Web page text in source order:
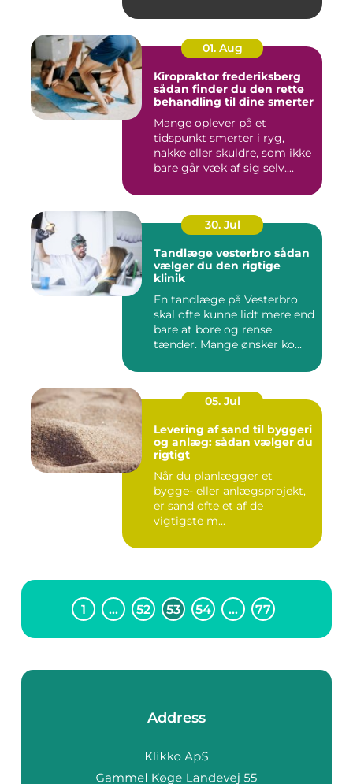
01. Aug
Kiropraktor frederiksberg
sådan finder du den rette
behandling til dine smerter
Mange oplever på et
tidspunkt smerter i ryg,
nakke eller skuldre, som ikke
bare går væk af sig selv....
30. Jul
Tandlæge vesterbro sådan
vælger du den rigtige
klinik
En tandlæge på Vesterbro
skal ofte kunne lidt mere end
bare at bore og rense
tænder. Mange ønsker ko...
05. Jul
Levering af sand til byggeri
og anlæg: sådan vælger du
rigtigt
Når du planlægger et
bygge- eller anlægsprojekt,
er sand ofte et af de
vigtigste m...
1 … 52 53 54 … 77
Address